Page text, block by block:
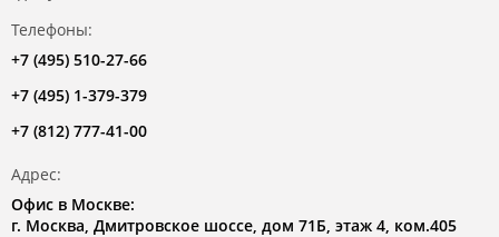
Телефоны:
+7 (495) 510-27-66
+7 (495) 1-379-379
+7 (812) 777-41-00
Адрес:
Офис в Москве:
г. Москва, Дмитровское шоссе, дом 71Б, этаж 4, ком.405